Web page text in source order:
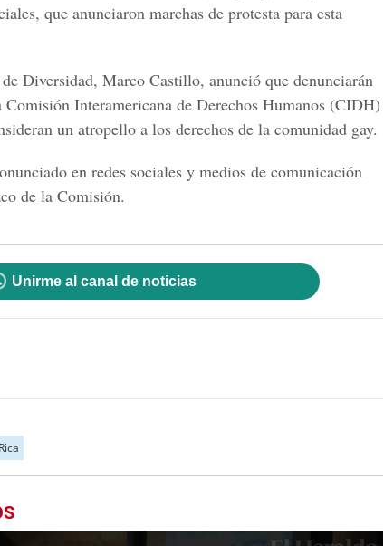
que anunciaron marchas de protesta para esta
Diversidad, Marco Castillo, anunció que denunciarán
Comisión Interamericana de Derechos Humanos (CIDH)
un atropello a los derechos de la comunidad gay.
en redes sociales y medios de comunicación
de la Comisión.
Unirme al canal de noticias